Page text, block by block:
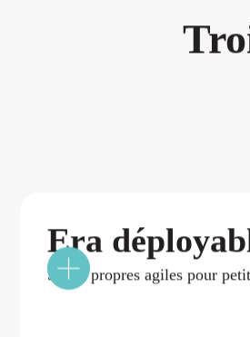
Tro
Era
Salles propres agiles pour